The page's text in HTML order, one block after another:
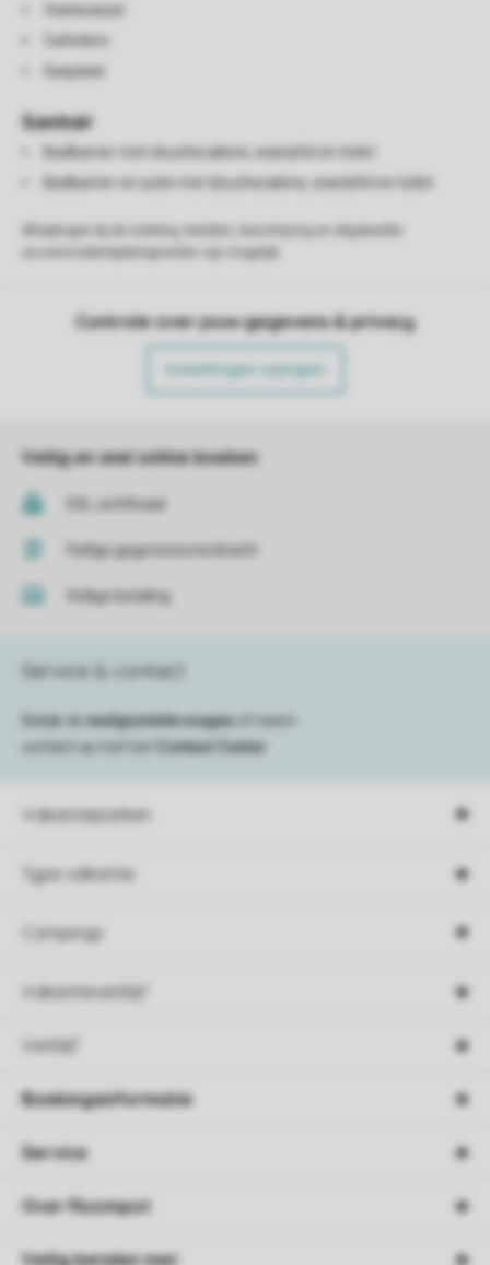
Vaatwasser
Gasplaat
Sanitair
Badkamer met douchecabine, wastafel en toilet
Badkamer en suite met douchecabine, wastafel en toilet
Controle over jouw gegevens & privacy
Instellingen wijzigen
Veilig en snel online boeken
SSL certificaat
Veilige gegevensoverdracht
Veilige betaling
Vakantieparken
Type vakantie
Campings
Vakantieverblijf
Verblijf
Service & contact
Bekijk de veelgestelde vragen
of neem
contact op met het
Contact Center
Boekingsinformatie
Service
Over Roompot
Veilig betalen met